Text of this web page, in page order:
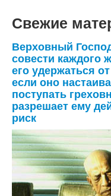
Свежие
Верховный
совести каждого
его удержаться
если оно
поступать
разрешает ему
риск